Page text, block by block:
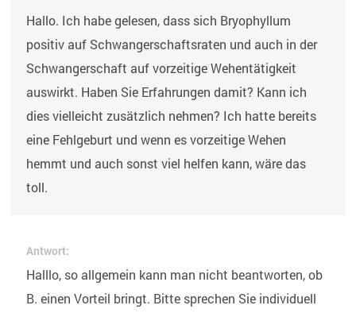
Hallo. Ich habe gelesen, dass sich Bryophyllum
positiv auf Schwangerschaftsraten und auch in der
Schwangerschaft auf vorzeitige Wehentätigkeit
auswirkt. Haben Sie Erfahrungen damit? Kann ich
dies vielleicht zusätzlich nehmen? Ich hatte bereits
eine Fehlgeburt und wenn es vorzeitige Wehen
hemmt und auch sonst viel helfen kann, wäre das
toll.
Antwort:
Halllo, so allgemein kann man nicht beantworten, ob
B. einen Vorteil bringt. Bitte sprechen Sie individuell